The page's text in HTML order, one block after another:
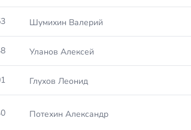
Шумихин Валерий
Уланов Алексей
Глухов Леонид
Потехин Александр